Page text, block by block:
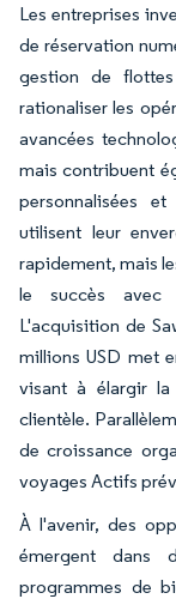
Les entreprises
de réservation
gestion de
rationaliser les
avancées
mais contribuent
personnalisées
utilisent leur
rapidement, mais
le succès avec
L'acquisition de
millions USD met
visant à élargir
clientèle.
de croissance
voyages Actifs
À l'avenir, des
émergent dans
programmes de